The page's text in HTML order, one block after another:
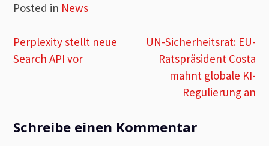
Posted in News
Beitragsnavigation
Perplexity stellt neue
Search API vor
UN-Sicherheitsrat: EU-
Ratspräsident Costa
mahnt globale KI-
Regulierung an
Schreibe einen Kommentar